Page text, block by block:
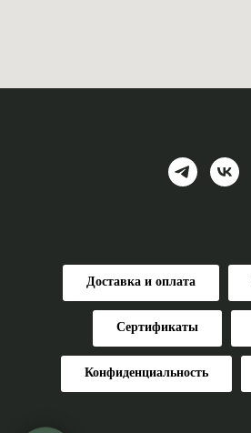
Доставка и оплата
Сертификаты
Конфиденциальность